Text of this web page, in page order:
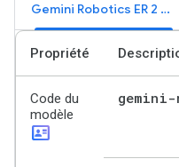
Gemini Robotics ER 2 Preview
Propriété
Code du
modèle
id_card